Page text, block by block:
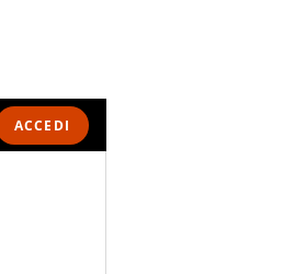
ACCEDI